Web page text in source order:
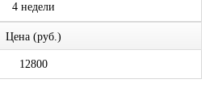
4 недели
Цена (руб.)
12800